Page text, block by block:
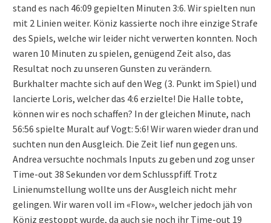
stand es nach 46:09 gepielten Minuten 3:6. Wir spielten nun
mit 2 Linien weiter. Köniz kassierte noch ihre einzige Strafe
des Spiels, welche wir leider nicht verwerten konnten. Noch
waren 10 Minuten zu spielen, genügend Zeit also, das
Resultat noch zu unseren Gunsten zu verändern.
Burkhalter machte sich auf den Weg (3. Punkt im Spiel) und
lancierte Loris, welcher das 4:6 erzielte! Die Halle tobte,
können wir es noch schaffen? In der gleichen Minute, nach
56:56 spielte Muralt auf Vogt: 5:6! Wir waren wieder dran und
suchten nun den Ausgleich. Die Zeit lief nun gegen uns.
Andrea versuchte nochmals Inputs zu geben und zog unser
Time-out 38 Sekunden vor dem Schlusspfiff. Trotz
Linienumstellung wollte uns der Ausgleich nicht mehr
gelingen. Wir waren voll im «Flow», welcher jedoch jäh von
Köniz gestoppt wurde, da auch sie noch ihr Time-out 19